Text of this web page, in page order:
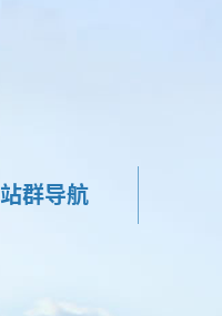
站群导航